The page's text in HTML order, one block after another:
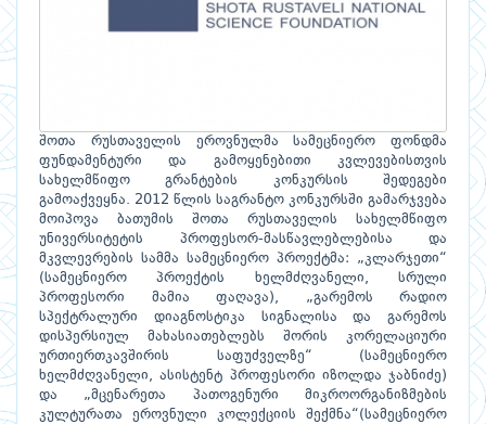
შოთა რუსთაველის ეროვნულმა სამეცნიერო ფონდმა
ფუნდამენტური და გამოყენებითი კვლევებისთვის
სახელმწიფო გრანტების კონკურსის შედეგები
გამოაქვეყნა. 2012 წლის საგრანტო კონკურსში გამარჯვება
მოიპოვა ბათუმის შოთა რუსთაველის სახელმწიფო
უნივერსიტეტის პროფესორ-მასწავლებლებისა და
მკვლევრების სამმა სამეცნიერო პროექტმა: „კლარჯეთი“
(სამეცნიერო პროექტის ხელმძღვანელი, სრული
პროფესორი მამია ფაღავა), „გარემოს რადიო
სპექტრალური დიაგნოსტიკა სიგნალისა და გარემოს
დისპერსიულ მახასიათებლებს შორის კორელაციური
ურთიერთკავშირის საფუძველზე“ (სამეცნიერო
ხელმძღვანელი, ასისტენტ პროფესორი იზოლდა ჯაბნიძე)
და „მცენარეთა პათოგენური მიკროორგანიზმების
კულტურათა ეროვნული კოლექციის შექმნა“(სამეცნიერო